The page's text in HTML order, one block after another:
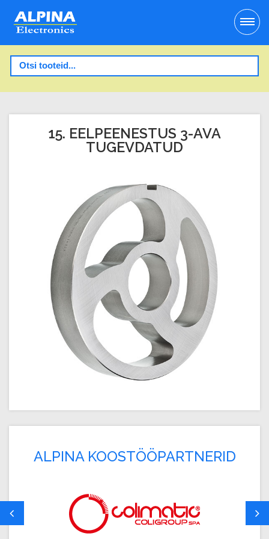
15. EELPEENESTUS 3-AVA
TUGEVDATUD
ALPINA KOOSTÖÖPARTNERID